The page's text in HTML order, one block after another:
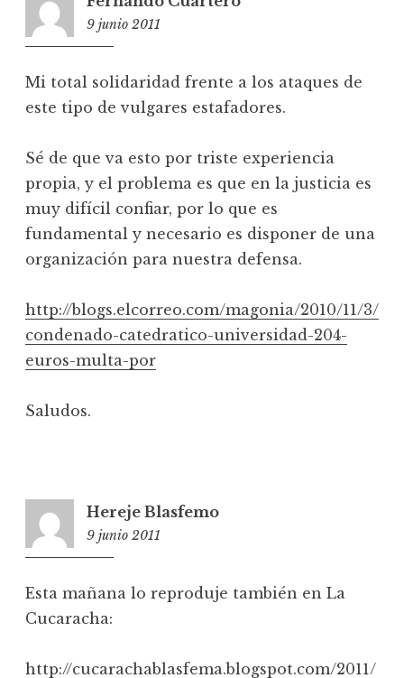
9 junio 2011
Mi total solidaridad frente a los ataques de
este tipo de vulgares estafadores.
Sé de que va esto por triste experiencia
propia, y el problema es que en la justicia es
muy difícil confiar, por lo que es
fundamental y necesario es disponer de una
organización para nuestra defensa.
http://blogs.elcorreo.com/magonia/2010/11/3/
condenado-catedratico-universidad-204-
euros-multa-por
Saludos.
Hereje Blasfemo
9 junio 2011
Esta mañana lo reproduje también en La
Cucaracha:
http://cucarachablasfema.blogspot.com/2011/